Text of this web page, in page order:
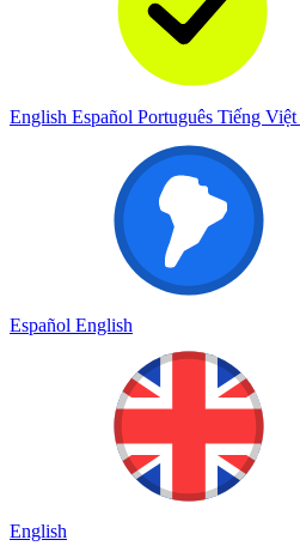
English Español Português Tiếng Việt
Español English
English